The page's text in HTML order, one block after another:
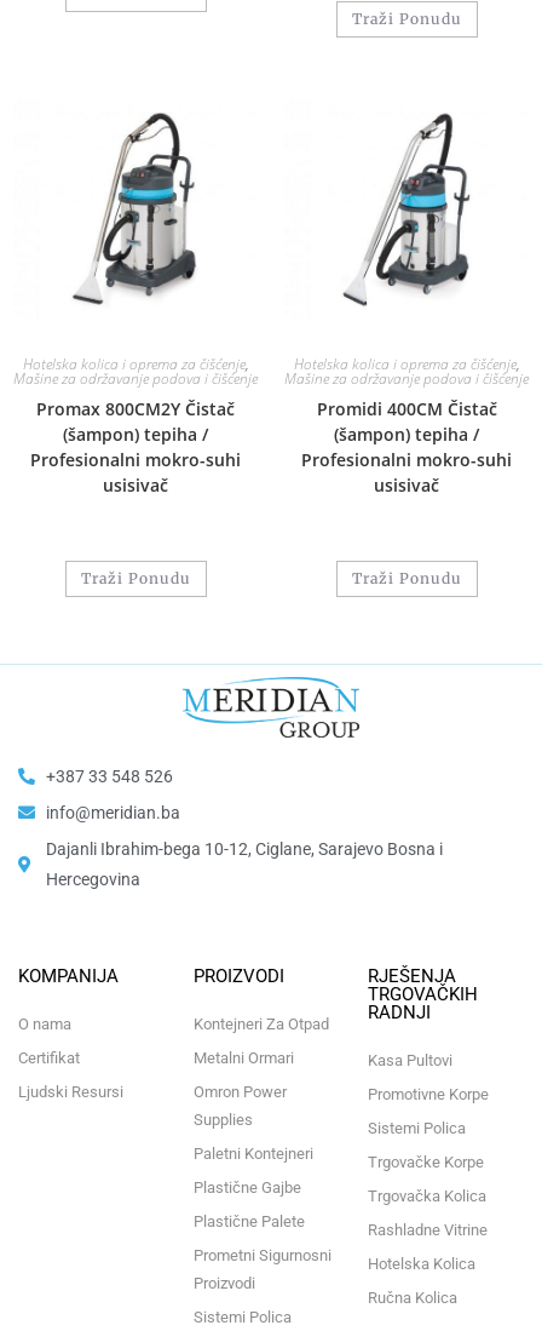
Traži Ponudu
Hotelska kolica i oprema za čišćenje,
Mašine za održavanje podova i čišćenje
Promax 800CM2Y Čistač
(šampon) tepiha /
Profesionalni mokro-suhi
usisivač
Traži Ponudu
Hotelska kolica i oprema za čišćenje,
Mašine za održavanje podova i čišćenje
Promidi 400CM Čistač
(šampon) tepiha /
Profesionalni mokro-suhi
usisivač
Traži Ponudu
+387 33 548 526
info@meridian.ba
Dajanli Ibrahim-bega 10-12, Ciglane, Sarajevo Bosna i
Hercegovina​
KOMPANIJA
O nama
Certifikat
Ljudski Resursi
PROIZVODI
Kontejneri Za Otpad
Metalni Ormari
Omron Power
Supplies
Paletni Kontejneri
Plastične Gajbe
Plastične Palete
Prometni Sigurnosni
Proizvodi
Sistemi Polica
RJEŠENJA
TRGOVAČKIH
RADNJI
Kasa Pultovi
Promotivne Korpe
Sistemi Polica
Trgovačke Korpe
Trgovačka Kolica
Rashladne Vitrine
Hotelska Kolica
Ručna Kolica